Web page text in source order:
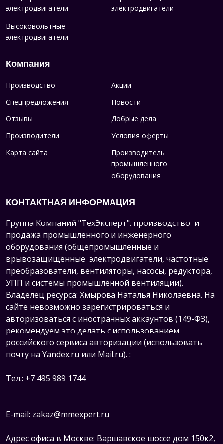
электродвигатели электродвигатели
Высоковольтные
электродвигатели
Компания
Производство
Акции
Спецпредложения
Новости
Отзывы
Добрые дела
Производители
Условия оферты
Карта сайта
Производитель
промышленного
оборудования
КОНТАКТНАЯ ИНФОРМАЦИЯ
Группа Компаний "ТехЭксперт": производство и
продажа промышленного и инженерного
оборудования (общепромышленные и
врывозащищённые электродвигатели, частотные
преобразователи, вентиляторы, насосы, редуктора,
УПП и системы промышленной вентиляции).
Владелец ресурса: Хмырова Наталья Николаевна. На
сайте невозможно зарегистрироваться и
авторизоваться с иностранных аккаунтов (149-ФЗ),
рекомендуем это делать с использованием
российского сервиса авторизации (использовать
почту на Yandex.ru или Mail.ru). :
Тел.: +7 495 989 1744
E-mail: zakaz@mmexpert.ru
Адрес офиса в Москве: Варшавское шоссе дом 150к2,